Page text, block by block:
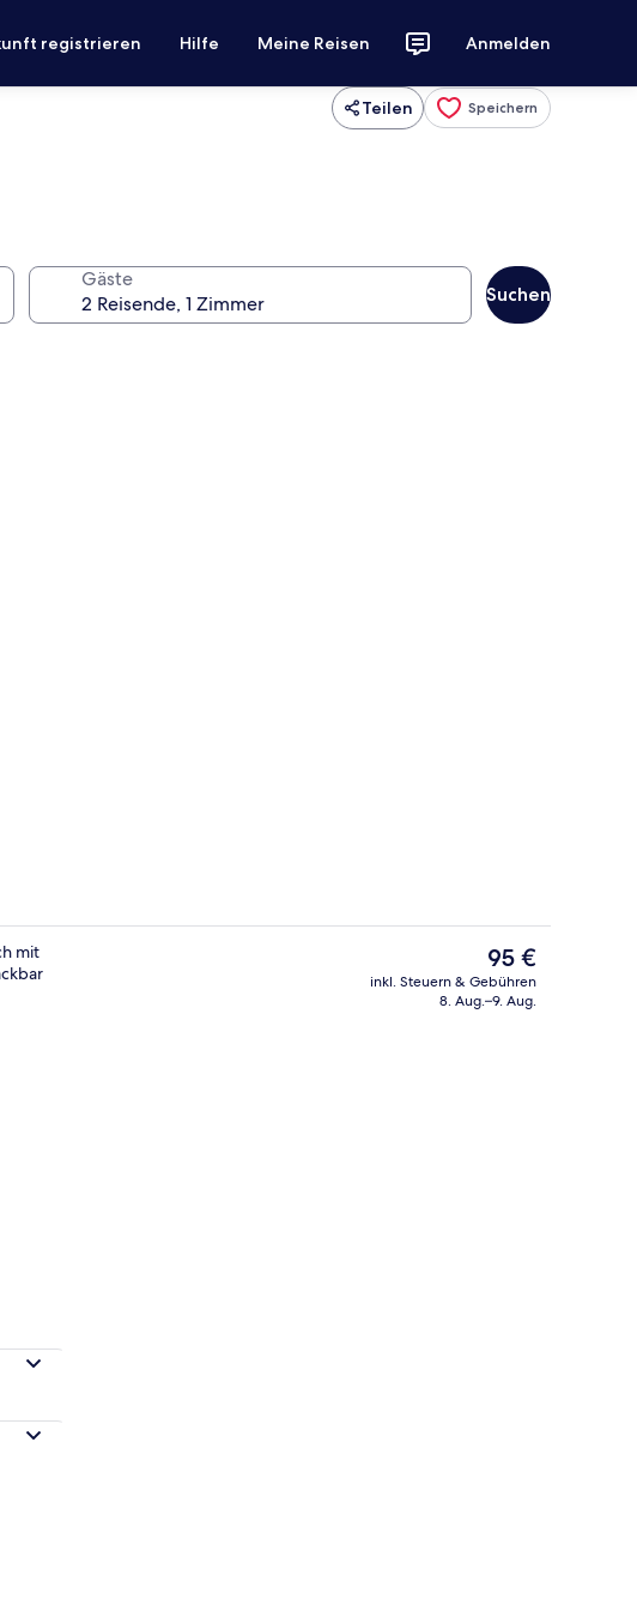
registrieren Hilfe Meine Reisen Anmelden
Teilen Speichern
Gäste
Suchen
Deluxe-Doppelzimmer | Hochwertige Bettwaren, Minibar, Zimmersafe, Schreibtisch
mit
Der
aktuelle
Preis
95 €
inkl. Steuern & Gebühren
8. Aug.–9. Aug.